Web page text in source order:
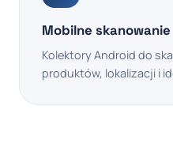
Mobilne skanowanie
Kolektory Android do
produktów, lokalizacji i